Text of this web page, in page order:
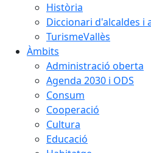
Història
Diccionari d'alcaldes i
TurismeVallès
Àmbits
Administració oberta
Agenda 2030 i ODS
Consum
Cooperació
Cultura
Educació